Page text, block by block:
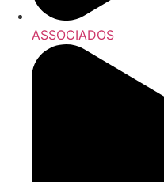
ASSOCIADOS